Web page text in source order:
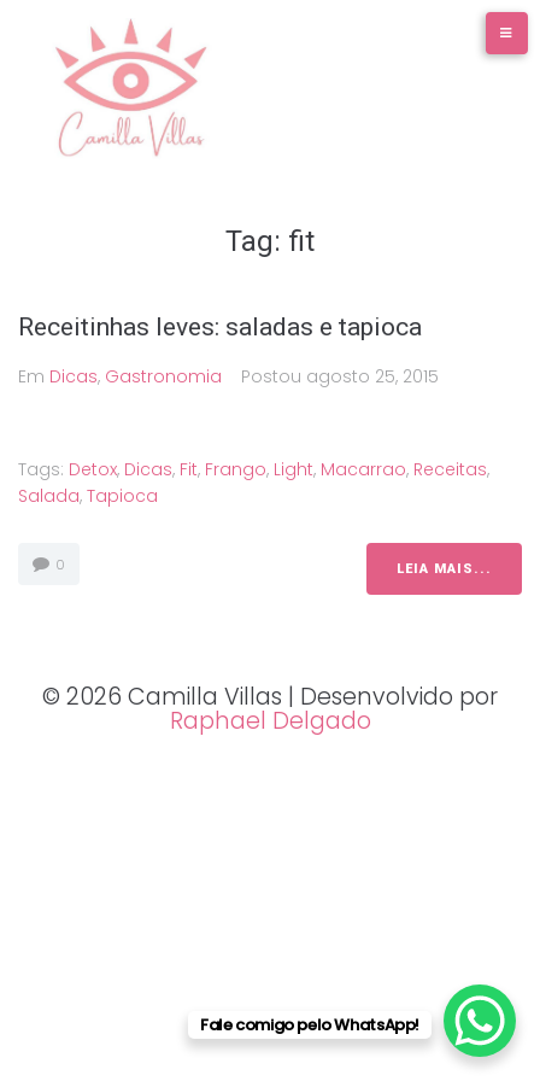
conteúdo
Tag: fit
Receitinhas leves: saladas e tapioca
Em Dicas, Gastronomia Postou agosto 25, 2015
Tags: Detox, Dicas, Fit, Frango, Light, Macarrao, Receitas,
Salada, Tapioca
0 LEIA MAIS...
© 2026 Camilla Villas | Desenvolvido por
Raphael Delgado
Fale comigo pelo WhatsApp!